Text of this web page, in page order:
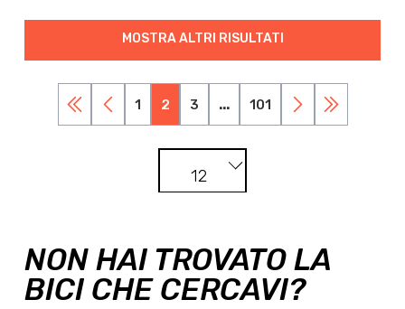
MOSTRA ALTRI RISULTATI
1 2 3 ... 101
12
NON HAI TROVATO LA
BICI CHE CERCAVI?